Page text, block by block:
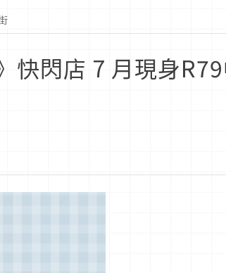
快閃店 7 月現身